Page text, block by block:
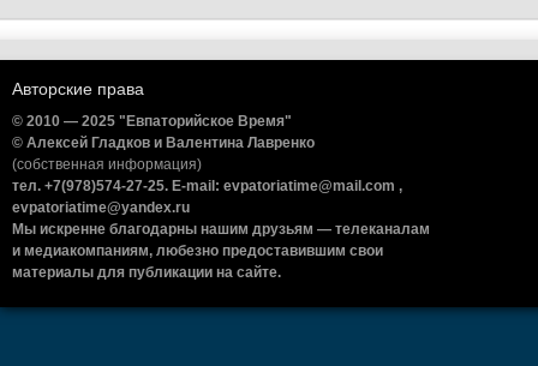
Авторские права
© 2010 — 2025 "Евпаторийское Время"
© Алексей Гладков и Валентина Лавренко
(собственная информация)
тел. +7(978)574-27-25. E-mail: evpatoriatime@mail.com ,
evpatoriatime@yandex.ru
Мы искренне благодарны нашим друзьям — телеканалам
и медиакомпаниям, любезно предоставившим свои
материалы для публикации на сайте.